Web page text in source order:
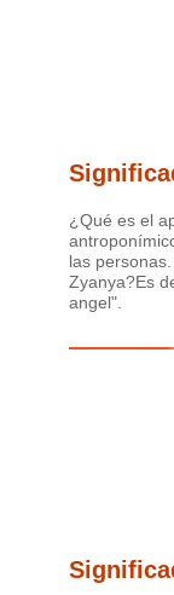
¿Qué es el
las
Zyanya?Es
angel".